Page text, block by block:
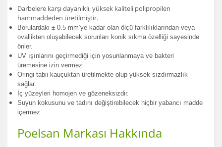
Darbelere karşı dayanıklı, yüksek kaliteli polipropilen
hammaddeden üretilmiştir.
Borulardaki ± 0.5 mm’ye kadar olan ölçü farklılıklarından veya
ovallikten oluşabilecek sorunları konik sıkma özelliği sayesinde
önler.
UV ışınlarını geçirmediği için yosunlanmaya ve bakteri
üremesine izin vermez.
Oringi tabii kauçuktan üretilmekte olup yüksek sızdırmazlık
sağlar.
İç yüzeyleri homojen ve gözeneksizdir.
Suyun kokusunu ve tadını değiştirebilecek hiçbir yabancı madde
içermez.
Poelsan Markası Hakkında